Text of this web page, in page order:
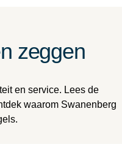
zeggen
en service. Lees de
waarom Swanenberg